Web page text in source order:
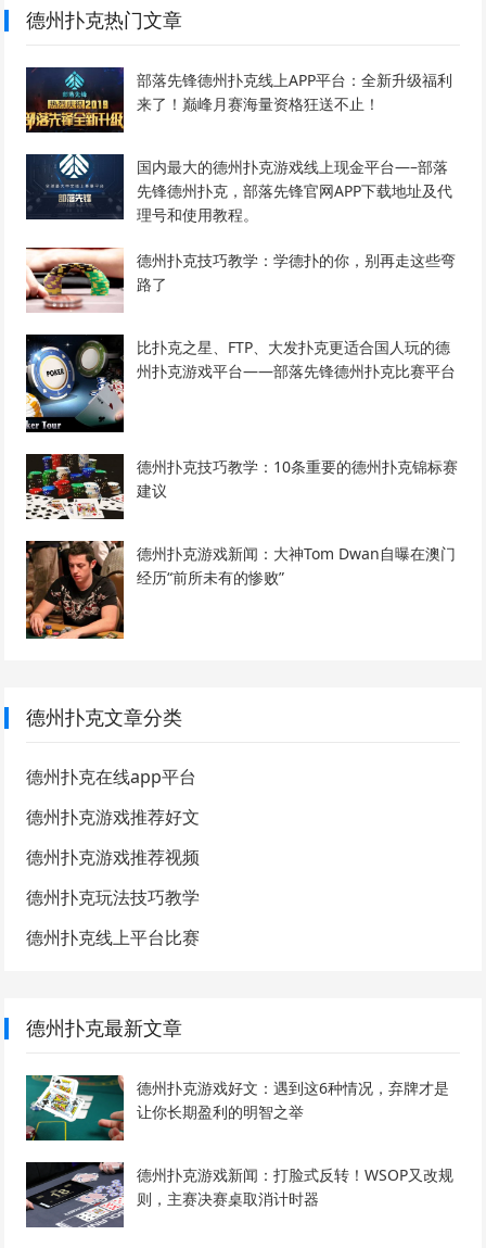
德州扑克热门文章
部落先锋德州扑克线上APP平台：全新升级福利
来了！巅峰月赛海量资格狂送不止！
国内最大的德州扑克游戏线上现金平台—–部落
先锋德州扑克，部落先锋官网APP下载地址及代
理号和使用教程。
德州扑克技巧教学：学德扑的你，别再走这些弯
路了
比扑克之星、FTP、大发扑克更适合国人玩的德
州扑克游戏平台——部落先锋德州扑克比赛平台
德州扑克技巧教学：10条重要的德州扑克锦标赛
建议
德州扑克游戏新闻：大神Tom Dwan自曝在澳门
经历“前所未有的惨败”
德州扑克文章分类
德州扑克在线app平台
德州扑克游戏推荐好文
德州扑克游戏推荐视频
德州扑克玩法技巧教学
德州扑克线上平台比赛
德州扑克最新文章
德州扑克游戏好文：遇到这6种情况，弃牌才是
让你长期盈利的明智之举
德州扑克游戏新闻：打脸式反转！WSOP又改规
则，主赛决赛桌取消计时器